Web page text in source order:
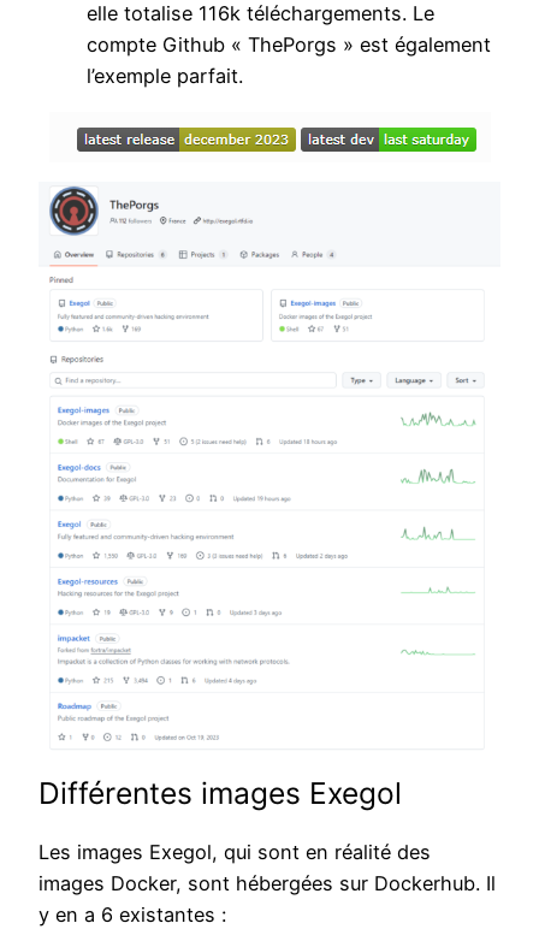
elle totalise 116k téléchargements. Le
compte Github « ThePorgs » est également
l’exemple parfait.
Différentes images Exegol
Les images Exegol, qui sont en réalité des
images Docker, sont hébergées sur Dockerhub. Il
y en a 6 existantes :